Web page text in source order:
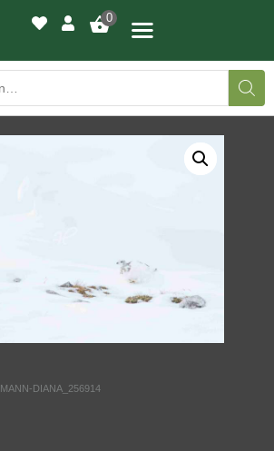
0
IHR BILD
KONTAKT
DIANA_256914